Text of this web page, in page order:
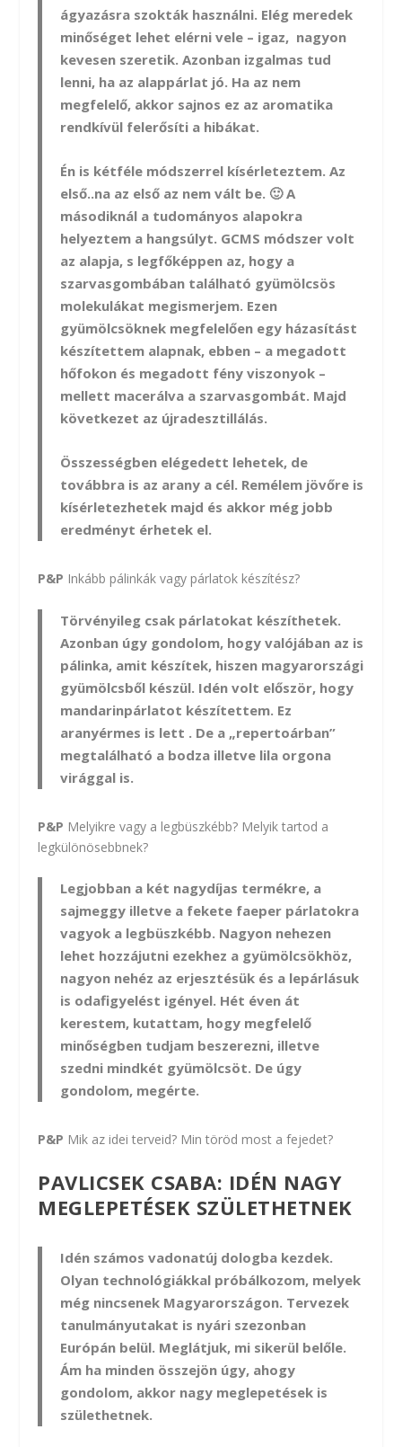
ágyazásra szokták használni. Elég meredek
minőséget lehet elérni vele – igaz, nagyon
kevesen szeretik. Azonban izgalmas tud
lenni, ha az alappárlat jó. Ha az nem
megfelelő, akkor sajnos ez az aromatika
rendkívül felerősíti a hibákat.
Én is kétféle módszerrel kísérleteztem. Az
első..na az első az nem vált be. 🙂 A
másodiknál a tudományos alapokra
helyeztem a hangsúlyt. GCMS módszer volt
az alapja, s legfőképpen az, hogy a
szarvasgombában található gyümölcsös
molekulákat megismerjem. Ezen
gyümölcsöknek megfelelően egy házasítást
készítettem alapnak, ebben – a megadott
hőfokon és megadott fény viszonyok –
mellett macerálva a szarvasgombát. Majd
következet az újradesztillálás.
Összességben elégedett lehetek, de
továbbra is az arany a cél. Remélem jövőre is
kísérletezhetek majd és akkor még jobb
eredményt érhetek el.
P&P Inkább pálinkák vagy párlatok készítész?
Törvényileg csak párlatokat készíthetek.
Azonban úgy gondolom, hogy valójában az is
pálinka, amit készítek, hiszen magyarországi
gyümölcsből készül. Idén volt először, hogy
mandarinpárlatot készítettem. Ez
aranyérmes is lett . De a „repertoárban”
megtalálható a bodza illetve lila orgona
virággal is.
P&P Melyikre vagy a legbüszkébb? Melyik tartod a
legkülönösebbnek?
Legjobban a két nagydíjas termékre, a
sajmeggy illetve a fekete faeper párlatokra
vagyok a legbüszkébb. Nagyon nehezen
lehet hozzájutni ezekhez a gyümölcsökhöz,
nagyon nehéz az erjesztésük és a lepárlásuk
is odafigyelést igényel. Hét éven át
kerestem, kutattam, hogy megfelelő
minőségben tudjam beszerezni, illetve
szedni mindkét gyümölcsöt. De úgy
gondolom, megérte.
P&P Mik az idei terveid? Min töröd most a fejedet?
PAVLICSEK CSABA: IDÉN NAGY
MEGLEPETÉSEK SZÜLETHETNEK
Idén számos vadonatúj dologba kezdek.
Olyan technológiákkal próbálkozom, melyek
még nincsenek Magyarországon. Tervezek
tanulmányutakat is nyári szezonban
Európán belül. Meglátjuk, mi sikerül belőle.
Ám ha minden összejön úgy, ahogy
gondolom, akkor nagy meglepetések is
születhetnek.